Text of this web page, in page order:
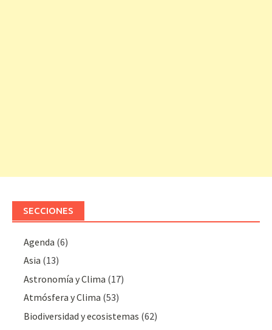
SECCIONES
Agenda (6)
Asia (13)
Astronomía y Clima (17)
Atmósfera y Clima (53)
Biodiversidad y ecosistemas (62)